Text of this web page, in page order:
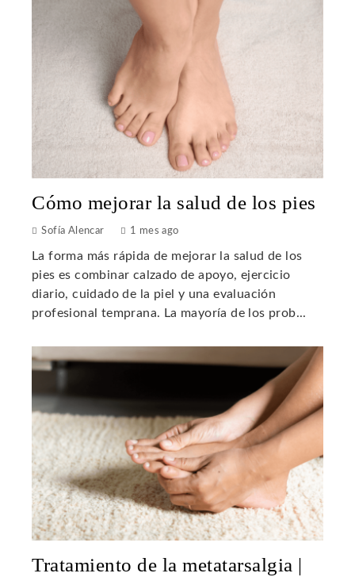
Cómo mejorar la salud de los pies
Sofía Alencar 1 mes ago
La forma más rápida de mejorar la salud de los
pies es combinar calzado de apoyo, ejercicio
diario, cuidado de la piel y una evaluación
profesional temprana. La mayoría de los prob...
Tratamiento de la metatarsalgia |